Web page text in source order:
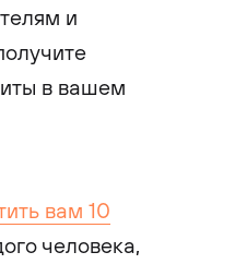
и
в вашем
вам 10
человека,